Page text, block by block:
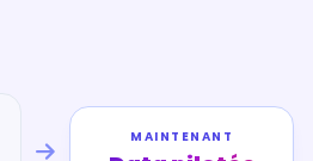
MAINTENANT